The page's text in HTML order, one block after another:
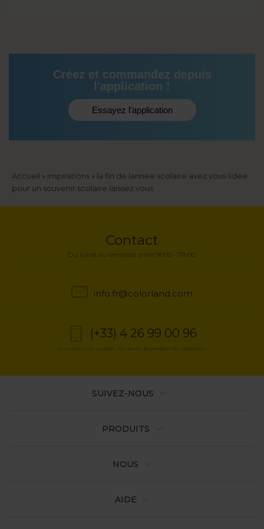
Créez et commandez depuis
l'application !
Essayez l'application
Fil
d'Ariane
Accueil inspirations
la fin de lannee scolaire avez vous lidee
pour un souvenir scolaire laissez vous
Contact
Du lundi au vendredi entre 9h00 - 17h00.
info.fr@colorland.com
(+33) 4 26 99 00 96
Le numéro non surtaxé - les tarifs dépendent de l’opérateur
PRODUITS
NOUS
AIDE
SUIVEZ-NOUS